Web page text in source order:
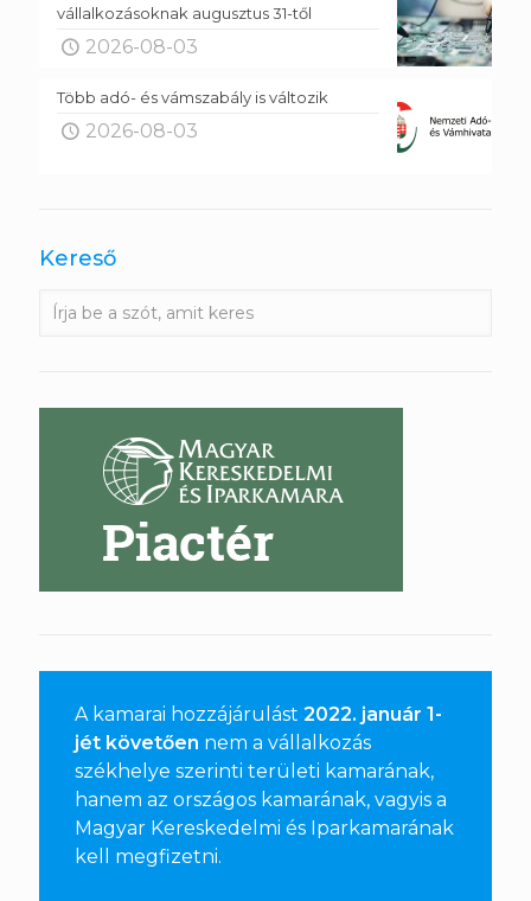
vállalkozásoknak augusztus 31-től
2026-08-03
Több adó- és vámszabály is változik
2026-08-03
Kereső
A kamarai hozzájárulást 2022. január 1-
jét követően nem a vállalkozás
székhelye szerinti területi kamarának,
hanem az országos kamarának, vagyis a
Magyar Kereskedelmi és Iparkamarának
kell megfizetni.